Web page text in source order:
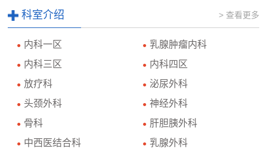
科室介绍 > 查看更多
● 内科一区 ● 乳腺肿瘤内科
● 内科三区 ● 内科四区
● 放疗科 ● 泌尿外科
● 头颈外科 ● 神经外科
● 骨科 ● 肝胆胰外科
● 中西医结合科 ● 乳腺外科